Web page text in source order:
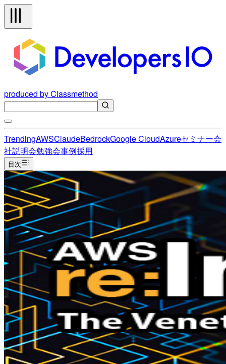
produced by Classmethod
TrendingAWSClaudeBedrockGoogle CloudAzureセミナー会
社説明会勉強会事例採用
目次